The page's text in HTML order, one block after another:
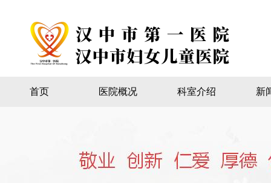
首页 医院概况 科室介绍 新